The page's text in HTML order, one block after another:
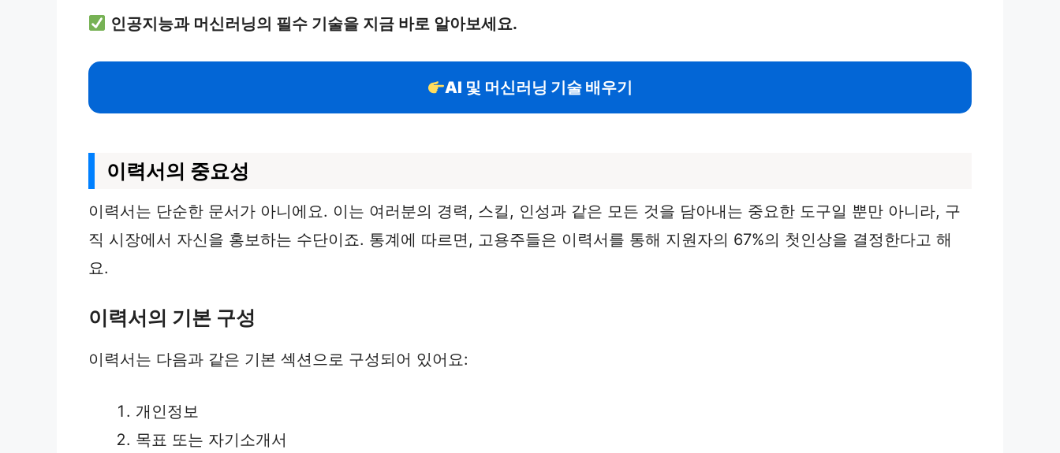
인공지능과 머신러닝의 필수 기술을 지금 바로 알아보세요.
AI 및 머신러닝 기술 배우기
이력서의 중요성
이력서는 단순한 문서가 아니에요. 이는 여러분의 경력, 스킬, 인성과 같은 모든 것을 담아내는 중요한 도구일 뿐만 아니라, 구
직 시장에서 자신을 홍보하는 수단이죠. 통계에 따르면, 고용주들은 이력서를 통해 지원자의 67%의 첫인상을 결정한다고 해
요.
이력서의 기본 구성
이력서는 다음과 같은 기본 섹션으로 구성되어 있어요:
개인정보
목표 또는 자기소개서